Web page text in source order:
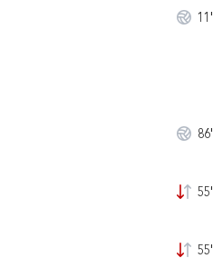
11'
86'
55'
55'